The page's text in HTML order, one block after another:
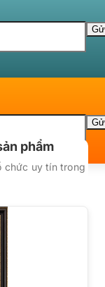
phẩm
chức uy tín trong